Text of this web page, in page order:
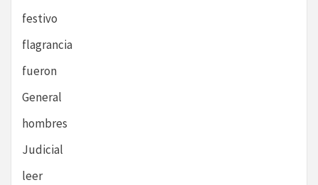
festivo
flagrancia
fueron
General
hombres
Judicial
leer